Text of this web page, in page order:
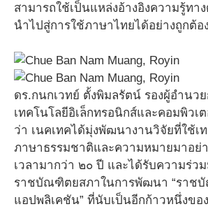
สามารถใช้เป็นแหล่งอ้างอิงความรู้ทา
นำไปสู่การใช้ภาษาไทยได้อย่างถูกต้อ
ดร.กนกเวทย์ ตั้งพิมลรัตน์ รองผู้อำนว
เทคโนโลยีอิเล็กทรอนิกส์และคอมพิวเ
ว่า เนคเทคได้มุ่งพัฒนางานวิจัยที่ใช้เ
ภาษาธรรมชาติและความหมายมาอย่า
เวลามากว่า ๒๐ ปี และได้รับความร่ว
ราชบัณฑิตยสภาในการพัฒนา “ราช
แอปพลิเคชัน” ที่นับเป็นอีกก้าวหนึ่งขอ